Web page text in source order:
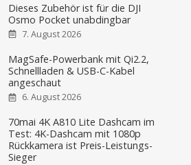
Dieses Zubehör ist für die DJI
Osmo Pocket unabdingbar
7. August 2026
MagSafe-Powerbank mit Qi2.2,
Schnellladen & USB-C-Kabel
angeschaut
6. August 2026
70mai 4K A810 Lite Dashcam im
Test: 4K-Dashcam mit 1080p
Rückkamera ist Preis-Leistungs-
Sieger